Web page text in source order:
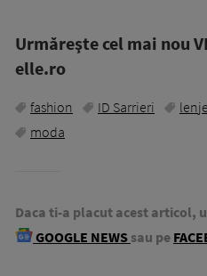
Urmăreşte cel mai nou
elle.ro
fashion ID Sarrieri
moda
Daca ti-a placut acest articol,
GOOGLE NEWS sau pe